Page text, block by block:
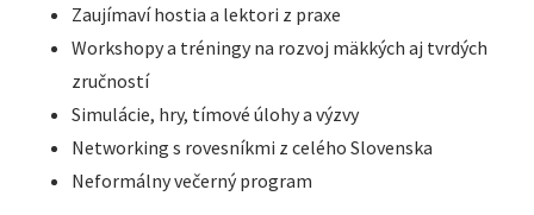
Zaujímaví hostia a lektori z praxe
Workshopy a tréningy na rozvoj mäkkých aj tvrdých
zručností
Simulácie, hry, tímové úlohy a výzvy
Networking s rovesníkmi z celého Slovenska
Neformálny večerný program